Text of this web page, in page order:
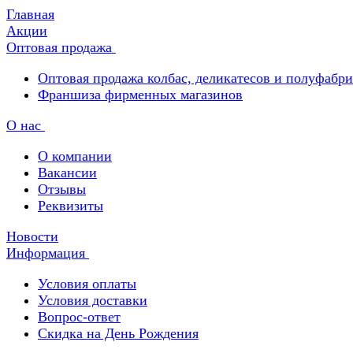
Главная
Акции
Оптовая продажа
Оптовая продажа колбас, деликатесов и
Франшиза фирменных магазинов
О нас
О компании
Вакансии
Отзывы
Реквизиты
Новости
Информация
Условия оплаты
Условия доставки
Вопрос-ответ
Скидка на День Рождения